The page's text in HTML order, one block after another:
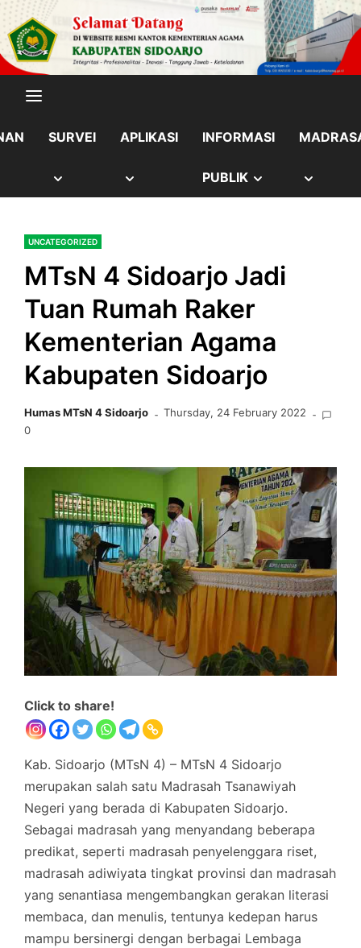
content
Skip
to
content
SURVEI APLIKASI INFORMASI
PUBLIK SHOW
UNCATEGORIZED
MTsN 4 Sidoarjo Jadi
Tuan Rumah Raker
Kementerian Agama
Kabupaten Sidoarjo
Humas MTsN 4 Sidoarjo
Thursday, 24 February 2022
0
Click to share!
Kab. Sidoarjo (MTsN 4) – MTsN 4 Sidoarjo
merupakan salah satu Madrasah Tsanawiyah
Negeri yang berada di Kabupaten Sidoarjo.
Sebagai madrasah yang menyandang beberapa
predikat, seperti madrasah penyelenggara riset,
madrasah adiwiyata tingkat provinsi dan madrasah
yang senantiasa mengembangkan gerakan literasi
membaca, dan menulis, tentunya kedepan harus
mampu bersinergi dengan berbagai Lembaga